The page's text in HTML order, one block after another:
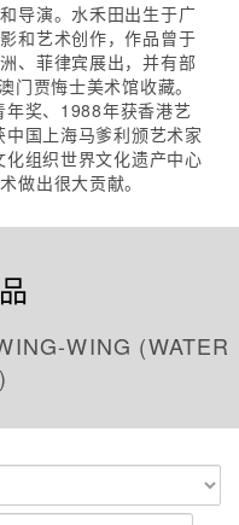
导演。水禾田出生于广
和艺术创作，作品曾于
、菲律宾展出，并有部
贾悔士美术馆收藏。
奖、1988年获香港艺
国上海马爹利颁艺术家
组织世界文化遗产中心
做出很大贡献。
WING (WATER